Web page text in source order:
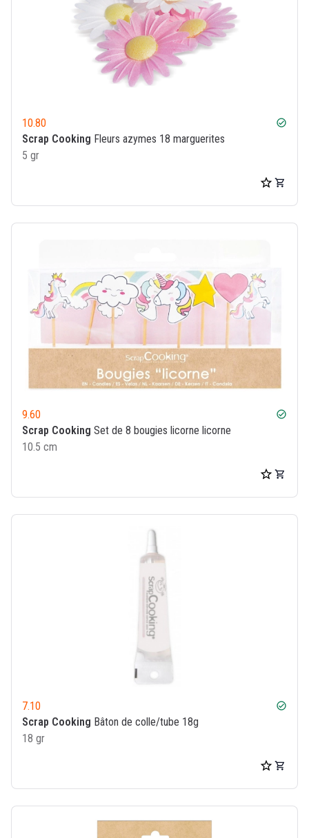
10.80 check_circle
Scrap Cooking Fleurs azymes 18 marguerites
5 gr
9.60 check_circle
Scrap Cooking Set de 8 bougies licorne licorne
10.5 cm
7.10 check_circle
Scrap Cooking Bâton de colle/tube 18g
18 gr